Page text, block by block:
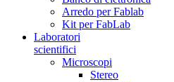
Arredo per Fablab
Kit per FabLab
Laboratori
scientifici
Microscopi
Stereo